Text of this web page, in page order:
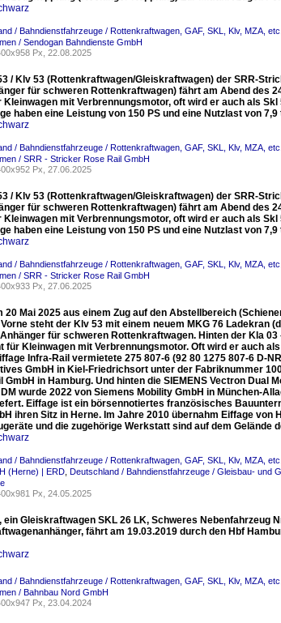
/ Bahndienstfahrzeuge / Rottenkraftwagen, GAF, SKL, Klv, MZA, etc.
/ Sendogan Bahndienste GmbH
Px, 22.08.2025
/ Klv 53 (Rottenkraftwagen/Gleiskraftwagen) der SRR-
für schweren Rottenkraftwagen) fährt am Abend des
Kleinwagen mit Verbrennungsmotor, oft wird er auch als
haben eine Leistung von 150 PS und eine Nutzlast von
/ Bahndienstfahrzeuge / Rottenkraftwagen, GAF, SKL, Klv, MZA, etc.
/ SRR - Stricker Rose Rail GmbH
Px, 27.06.2025
/ Klv 53 (Rottenkraftwagen/Gleiskraftwagen) der SRR-
für schweren Rottenkraftwagen) fährt am Abend des
Kleinwagen mit Verbrennungsmotor, oft wird er auch als
haben eine Leistung von 150 PS und eine Nutzlast von
/ Bahndienstfahrzeuge / Rottenkraftwagen, GAF, SKL, Klv, MZA, etc.
/ SRR - Stricker Rose Rail GmbH
Px, 27.06.2025
20 Mai 2025 aus einem Zug auf den Abstellbereich
steht der Klv 53 mit einem neuem MKG 76 Ladekran
für schweren Rottenkraftwagen. Hinten der Kla
für Kleinwagen mit Verbrennungsmotor. Oft wird er auch
Infra-Rail vermietete 275 807-6 (92 80 1275 807-6 D-
GmbH in Kiel-Friedrichsort unter der Fabriknummer
GmbH in Hamburg. Und hinten die SIEMENS Vectron Dual
wurde 2022 von Siemens Mobility GmbH in München-
Eiffage ist ein börsennotiertes französisches
ihren Sitz in Herne. Im Jahre 2010 übernahm Eiffage
und die zugehörige Werkstatt sind auf dem
/ Bahndienstfahrzeuge / Rottenkraftwagen, GAF, SKL, Klv, MZA, etc.
(Herne) | ERD Deutschland / Bahndienstfahrzeuge / Gleisbau- und
Px, 24.05.2025
ein Gleiskraftwagen SKL 26 LK, Schweres Nebenfahrzeug
fährt am 19.03.2019 durch den Hbf
/ Bahndienstfahrzeuge / Rottenkraftwagen, GAF, SKL, Klv, MZA, etc.
/ Bahnbau Nord GmbH
Px, 23.04.2024